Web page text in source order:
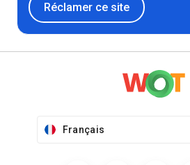
Réclamer ce site
Français